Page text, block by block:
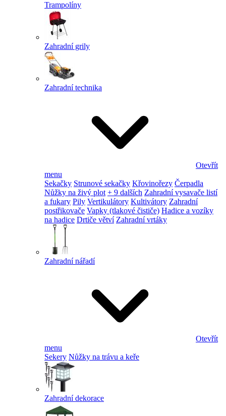
Trampolíny
Zahradní grily
Zahradní technika
Otevřít
menu
Sekačky Strunové sekačky Křovinořezy Čerpadla
Nůžky na živý plot + 9 dalších Zahradní vysavače listí
a fukary Pily Vertikulátory Kultivátory Zahradní
postřikovače Vapky (tlakové čističe) Hadice a vozíky
na hadice Drtiče větví Zahradní vrtáky
Zahradní nářadí
Otevřít
menu
Sekery Nůžky na trávu a keře
Zahradní dekorace